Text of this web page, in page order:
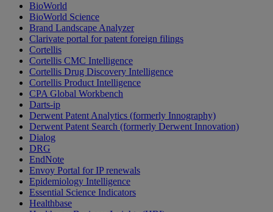
BioWorld
BioWorld Science
Brand Landscape Analyzer
Clarivate portal for patent foreign filings
Cortellis
Cortellis CMC Intelligence
Cortellis Drug Discovery Intelligence
Cortellis Product Intelligence
CPA Global Workbench
Darts-ip
Derwent Patent Analytics (formerly Innography)
Derwent Patent Search (formerly Derwent Innovation)
Dialog
DRG
EndNote
Envoy Portal for IP renewals
Epidemiology Intelligence
Essential Science Indicators
Healthbase